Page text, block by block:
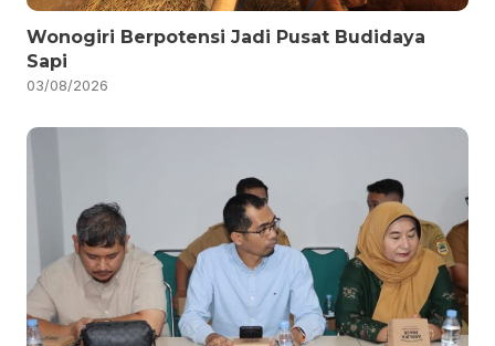
Wonogiri Berpotensi Jadi Pusat Budidaya
Sapi
03/08/2026